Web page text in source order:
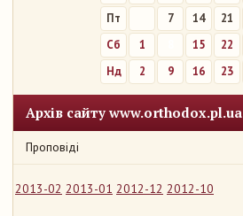
Пт
7 14 21
Сб
1 15 22
Нд
2 9 16 23
Архів сайту www.orthodox.pl.ua
Проповіді
2013-02 2013-01 2012-12 2012-10